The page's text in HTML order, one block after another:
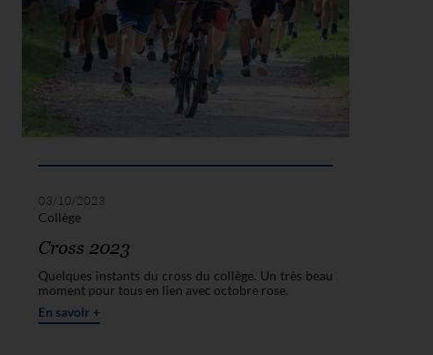
03/10/2023
Collège
Cross 2023
Quelques instants du cross du collège. Un très beau
moment pour tous en lien avec octobre rose.
En savoir +